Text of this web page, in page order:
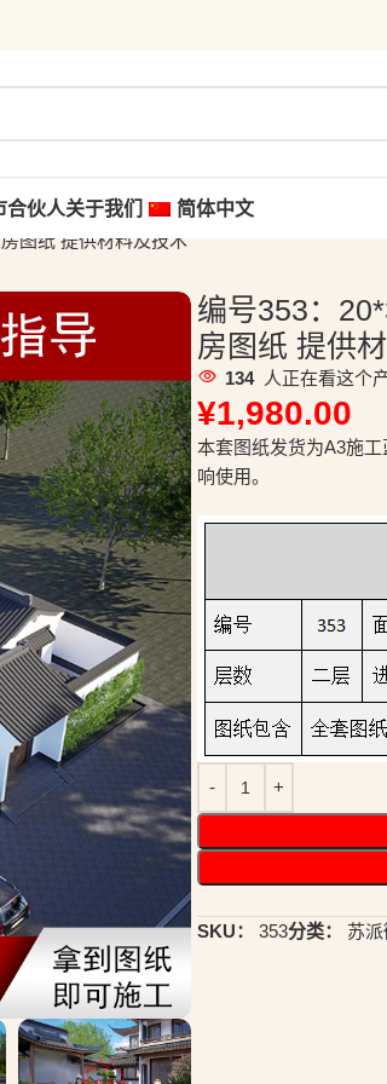
合伙人关于我们
简体中文
图纸 提供材料及技术
编号353：
房图纸 提供
134 人正在看这个产
¥1,980.00
本套图纸发货为A3施
响使用。
SKU： 353分类： 苏